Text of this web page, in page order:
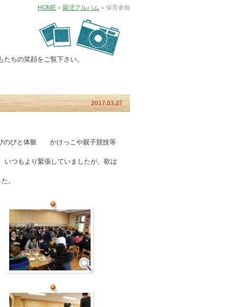
HOME » 園児アルバム » 保育参観
ちの笑顔をご覧下さい。
2017.03.27
のびと体躯 かけっこや親子競技等
つもより緊張していましたが、歌は
。